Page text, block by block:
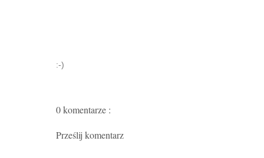
:-)
0 komentarze :
Prześlij komentarz